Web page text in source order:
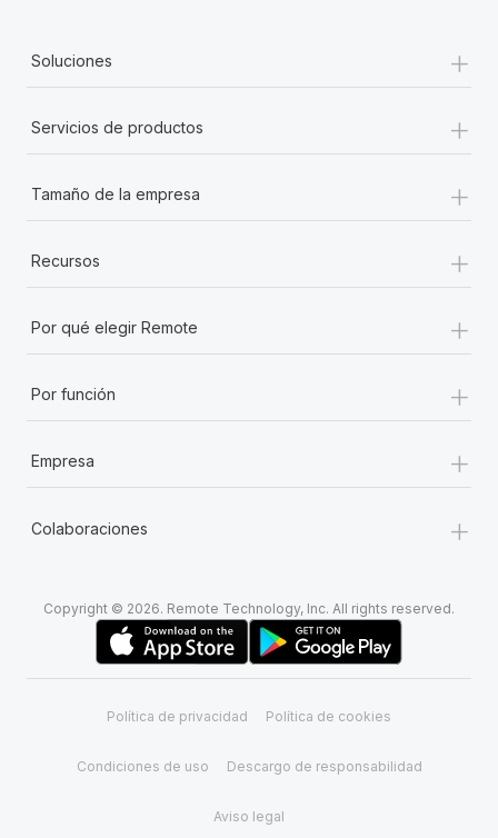
Soluciones +
Servicios de productos +
Tamaño de la empresa +
Recursos +
Por qué elegir Remote +
Por función +
Empresa +
Colaboraciones +
Copyright © 2026. Remote Technology, Inc. All rights reserved.
Política de privacidad Política de cookies
Condiciones de uso Descargo de responsabilidad
Aviso legal